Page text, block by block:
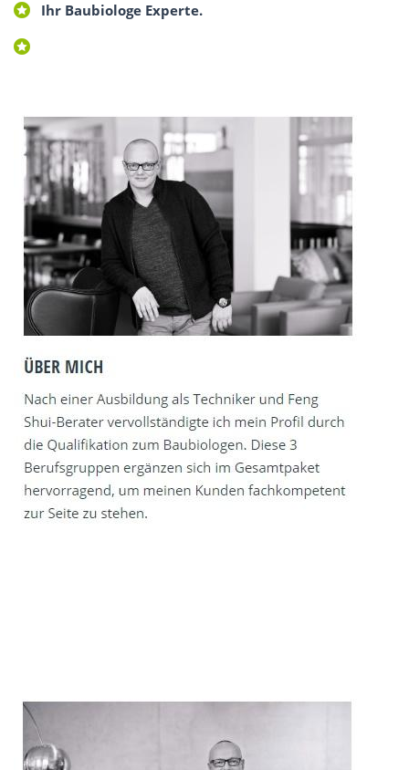
Ihr Baubiologe Experte.